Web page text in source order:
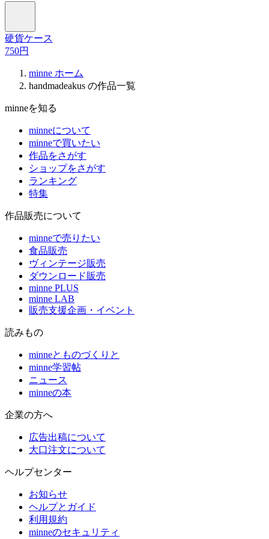
硬貨ケース
750円
minne ホーム
handmadeakus の作品一覧
minneを知る
minneについて
minneで買いたい
作品をさがす
ショップをさがす
ランキング
特集
作品販売について
minneで売りたい
食品販売
ヴィンテージ販売
ダウンロード販売
minne PLUS
minne LAB
販売支援企画・イベント
読みもの
minneとものづくりと
minne学習帖
ニュース
minneの本
企業の方へ
広告出稿について
大口注文について
ヘルプセンター
お知らせ
ヘルプとガイド
利用規約
minneのセキュリティ